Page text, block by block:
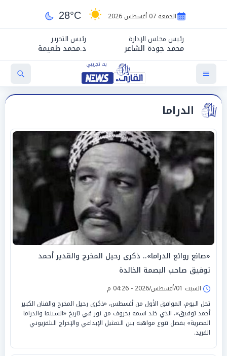
الجمعة 07 أغسطس 2026 28°C
رئيس مجلس الإدارة
محمد جودة الشاعر
رئيس التحرير
د.محمد طعيمة
الدراما
«صانع روائع الدراما».. ذكرى رحيل المخرج والقدير أحمد
توفيق صاحب البصمة الخالدة
السبت 01/أغسطس/2026 - 04:26 م
تحل اليوم، الموافق الأول من أغسطس، «ذكرى رحيل المخرج والفنان الكبير
أحمد توفيق»، الذي خلد اسمه بحروف من نور في تاريخ «السينما والدراما
المصرية» بفضل تنوع مواهبه بين التمثيل الإبداعي والإخراج التلفزيوني
الفريد.